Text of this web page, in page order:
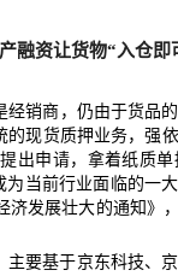
融资让货物“入仓即
销商，仍由于货品
的现货质押业务，强
出申请，拿着纸质
为当前行业面临的一大
济发展壮大的通知》
主要基于京东科技、